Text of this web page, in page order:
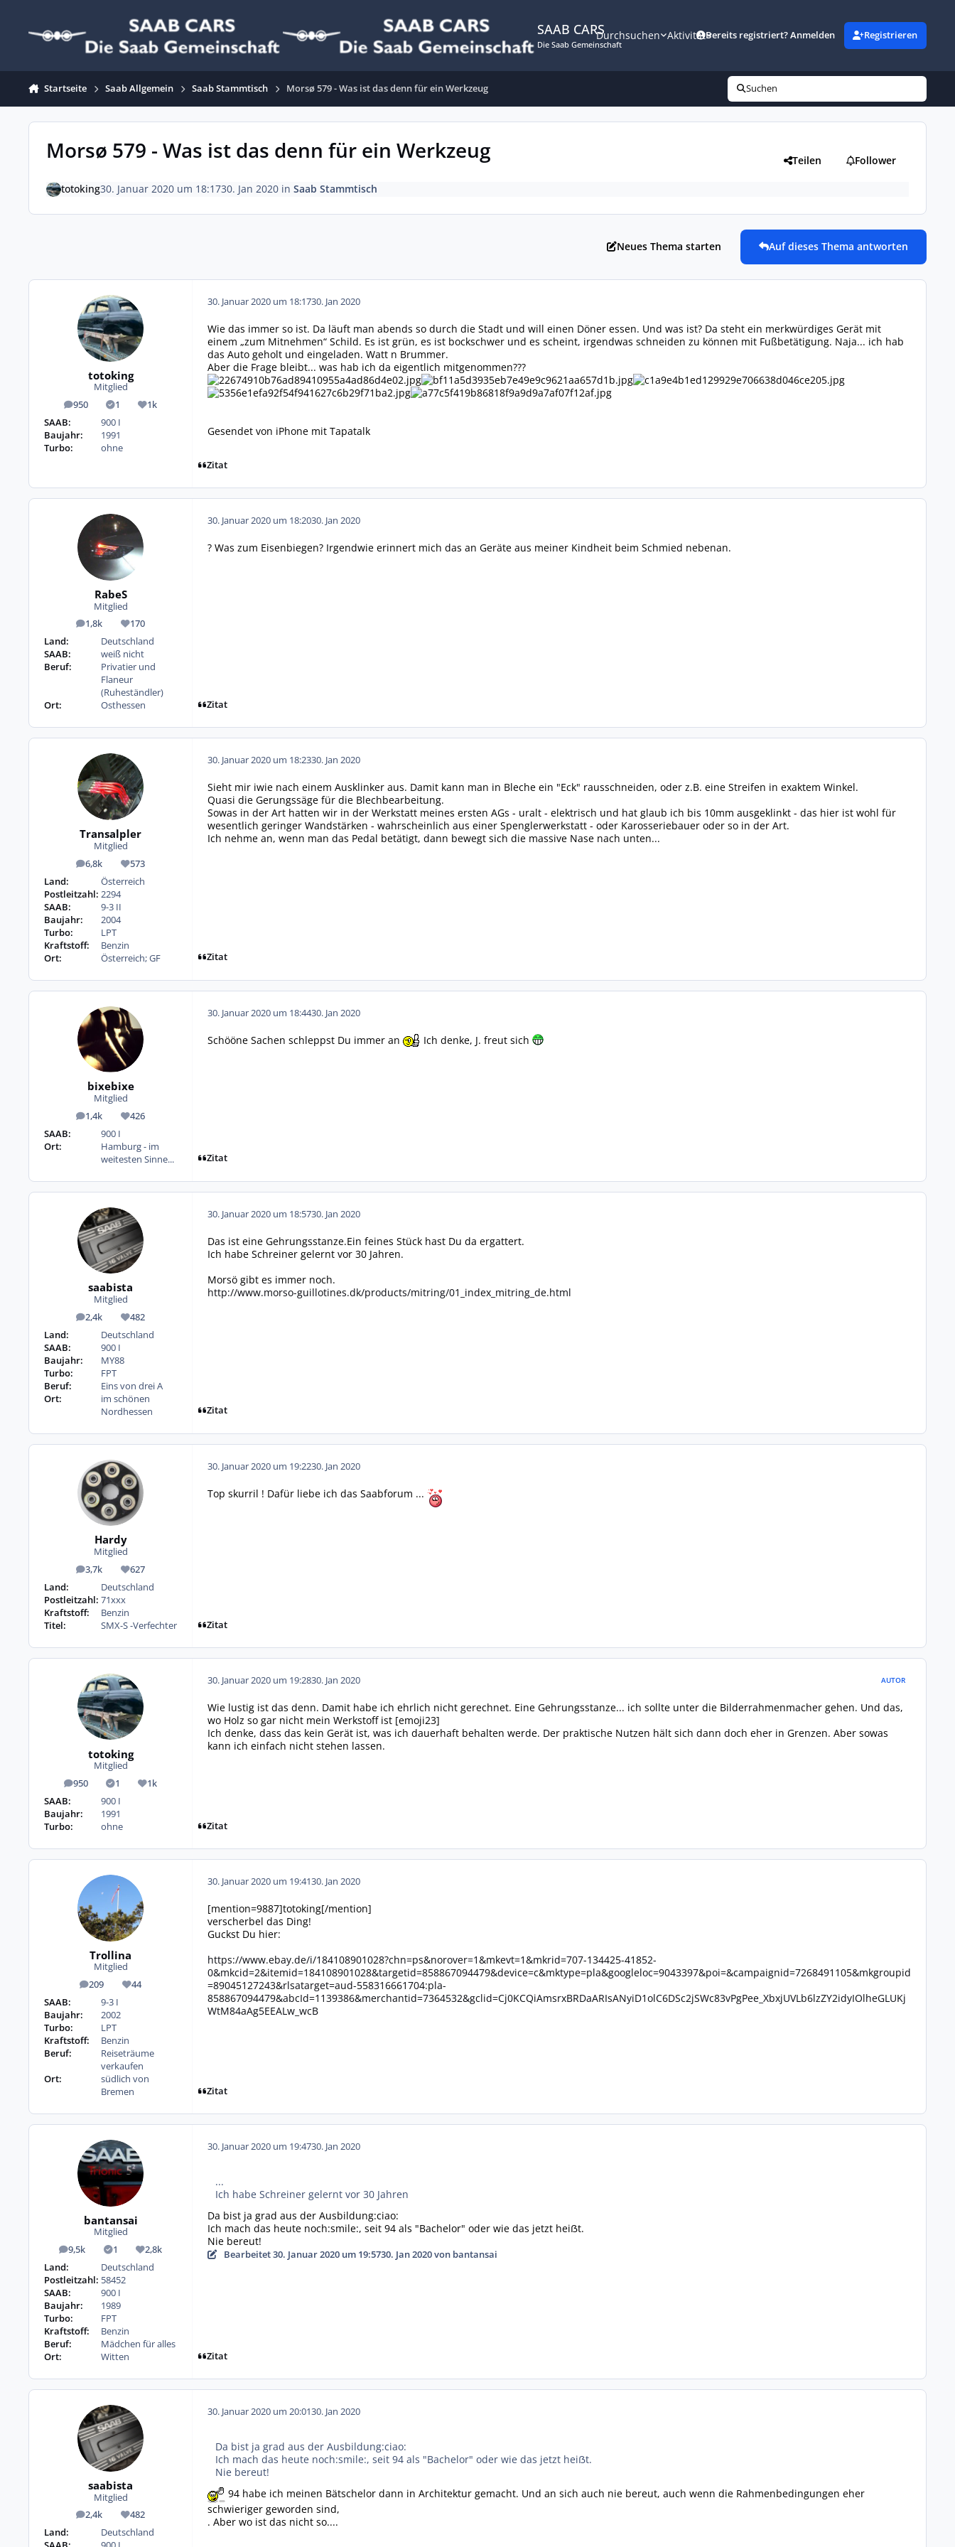
SAAB CARS
Die Saab Gemeinschaft
Durchsuchen AktivitätBereits registriert? Anmelden Registrieren
Startseite Saab Allgemein Saab Stammtisch Morsø 579 - Was ist das denn für ein Werkzeug Suchen
Morsø 579 - Was ist das denn für ein Werkzeug Teilen Follower
totoking30. Januar 2020 um 18:1730. Jan 2020in Saab Stammtisch
Neues Thema starten Auf dieses Thema antworten
totoking
Mitglied
950
Beiträge 1
Lösungen1k
Reputation
SAAB:
900 I
Baujahr:
1991
Turbo:
ohne
30. Januar 2020 um 18:1730. Jan 2020
Wie das immer so ist. Da läuft man abends so durch die Stadt und will einen Döner essen. Und was ist? Da steht ein merkwürdiges Gerät mit
einem „zum Mitnehmen“ Schild. Es ist grün, es ist bockschwer und es scheint, irgendwas schneiden zu können mit Fußbetätigung. Naja... ich hab
das Auto geholt und eingeladen. Watt n Brummer.
Aber die Frage bleibt... was hab ich da eigentlich mitgenommen???
Gesendet von iPhone mit Tapatalk
Zitat
RabeS
Mitglied
1,8k
Beiträge 170
Reputation
Land:
Deutschland
SAAB:
weiß nicht
Beruf:
Privatier und
Flaneur
(Ruheständler)
Ort:
Osthessen
30. Januar 2020 um 18:2030. Jan 2020
? Was zum Eisenbiegen? Irgendwie erinnert mich das an Geräte aus meiner Kindheit beim Schmied nebenan.
Zitat
Transalpler
Mitglied
6,8k
Beiträge 573
Reputation
Land:
Österreich
Postleitzahl: 2294
SAAB:
9-3 II
Baujahr:
2004
Turbo:
LPT
Kraftstoff:
Benzin
Ort:
Österreich; GF
30. Januar 2020 um 18:2330. Jan 2020
Sieht mir iwie nach einem Ausklinker aus. Damit kann man in Bleche ein "Eck" rausschneiden, oder z.B. eine Streifen in exaktem Winkel.
Quasi die Gerungssäge für die Blechbearbeitung.
Sowas in der Art hatten wir in der Werkstatt meines ersten AGs - uralt - elektrisch und hat glaub ich bis 10mm ausgeklinkt - das hier ist wohl für
wesentlich geringer Wandstärken - wahrscheinlich aus einer Spenglerwerkstatt - oder Karosseriebauer oder so in der Art.
Ich nehme an, wenn man das Pedal betätigt, dann bewegt sich die massive Nase nach unten...
Zitat
bixebixe
Mitglied
1,4k
Beiträge 426
Reputation
SAAB:
900 I
Ort:
Hamburg - im
weitesten Sinne...
30. Januar 2020 um 18:4430. Jan 2020
Schööne Sachen schleppst Du immer an Ich denke, J. freut sich
Zitat
saabista
Mitglied
2,4k
Beiträge 482
Reputation
Land:
Deutschland
SAAB:
900 I
Baujahr:
MY88
Turbo:
FPT
Beruf:
Eins von drei A
Ort:
im schönen
Nordhessen
30. Januar 2020 um 18:5730. Jan 2020
Das ist eine Gehrungsstanze.Ein feines Stück hast Du da ergattert.
Ich habe Schreiner gelernt vor 30 Jahren.
Morsö gibt es immer noch.
http://www.morso-guillotines.dk/products/mitring/01_index_mitring_de.html
Zitat
Hardy
Mitglied
3,7k
Beiträge 627
Reputation
Land:
Deutschland
Postleitzahl: 71xxx
Kraftstoff:
Benzin
Titel:
SMX-S -Verfechter
30. Januar 2020 um 19:2230. Jan 2020
Top skurril ! Dafür liebe ich das Saabforum ...
Zitat
totoking
Mitglied
950
Beiträge 1
Lösungen1k
Reputation
SAAB:
900 I
Baujahr:
1991
Turbo:
ohne
30. Januar 2020 um 19:2830. Jan 2020 AUTOR
Wie lustig ist das denn. Damit habe ich ehrlich nicht gerechnet. Eine Gehrungsstanze... ich sollte unter die Bilderrahmenmacher gehen. Und das,
wo Holz so gar nicht mein Werkstoff ist [emoji23]
Ich denke, dass das kein Gerät ist, was ich dauerhaft behalten werde. Der praktische Nutzen hält sich dann doch eher in Grenzen. Aber sowas
kann ich einfach nicht stehen lassen.
Zitat
Trollina
Mitglied
209
Beiträge 44
Reputation
SAAB:
9-3 I
Baujahr:
2002
Turbo:
LPT
Kraftstoff:
Benzin
Beruf:
Reiseträume
verkaufen
Ort:
südlich von
Bremen
30. Januar 2020 um 19:4130. Jan 2020
[mention=9887]totoking[/mention]
verscherbel das Ding!
Guckst Du hier:
https://www.ebay.de/i/184108901028?chn=ps&norover=1&mkevt=1&mkrid=707-134425-41852-
0&mkcid=2&itemid=184108901028&targetid=858867094479&device=c&mktype=pla&googleloc=9043397&poi=&campaignid=7268491105&mkgroupid
=89045127243&rlsatarget=aud-558316661704:pla-
858867094479&abcId=1139386&merchantid=7364532&gclid=Cj0KCQiAmsrxBRDaARIsANyiD1olC6DSc2jSWc83vPgPee_XbxjUVLb6lzZY2idyIOlheGLUKj
WtM84aAg5EEALw_wcB
Zitat
bantansai
Mitglied
9,5k
Beiträge 1
Lösungen2,8k
Reputation
Land:
Deutschland
Postleitzahl: 58452
SAAB:
900 I
Baujahr:
1989
Turbo:
FPT
Kraftstoff:
Benzin
Beruf:
Mädchen für alles
Ort:
Witten
30. Januar 2020 um 19:4730. Jan 2020
...
Ich habe Schreiner gelernt vor 30 Jahren
Da bist ja grad aus der Ausbildung:ciao:
Ich mach das heute noch:smile:, seit 94 als "Bachelor" oder wie das jetzt heiẞt.
Nie bereut!
Bearbeitet30. Januar 2020 um 19:5730. Jan 2020von bantansai
Zitat
saabista
Mitglied
2,4k
Beiträge 482
Reputation
Land:
Deutschland
30. Januar 2020 um 20:0130. Jan 2020
Da bist ja grad aus der Ausbildung:ciao:
Ich mach das heute noch:smile:, seit 94 als "Bachelor" oder wie das jetzt heiẞt.
Nie bereut!
94 habe ich meinen Bätschelor dann in Architektur gemacht. Und an sich auch nie bereut, auch wenn die Rahmenbedingungen eher
schwieriger geworden sind,
. Aber wo ist das nicht so....